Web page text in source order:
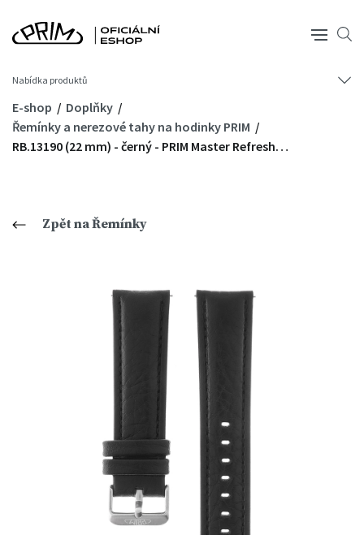
Nabídka produktů
E-shop
Doplňky
Řemínky a nerezové tahy na hodinky PRIM
RB.13190 (22 mm) - černý - PRIM Master Refresh…
Zpět na Řemínky